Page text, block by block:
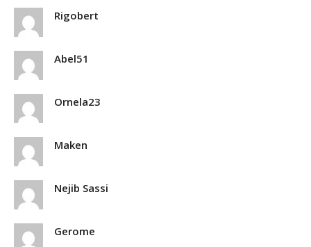
Rigobert
Abel51
Ornela23
Maken
Nejib Sassi
Gerome